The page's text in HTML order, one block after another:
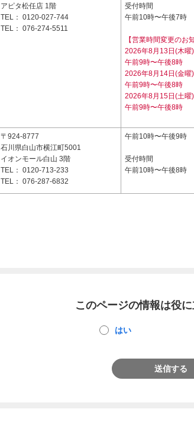
アピタ松任店 1階
TEL： 0120-027-744
TEL： 076-274-5511
受付時間
午前10時〜午後7時
【営業時間変更のお
2026年8月13日(木曜)
午前9時〜午後8時
2026年8月14日(金曜)
午前9時〜午後8時
2026年8月15日(土曜)
午前9時〜午後8時
〒924-8777
石川県白山市横江町5001
イオンモール白山 3階
TEL： 0120-713-233
TEL： 076-287-6832
午前10時〜午後9時
受付時間
午前10時〜午後8時
このページの情報は役
はい
送信する